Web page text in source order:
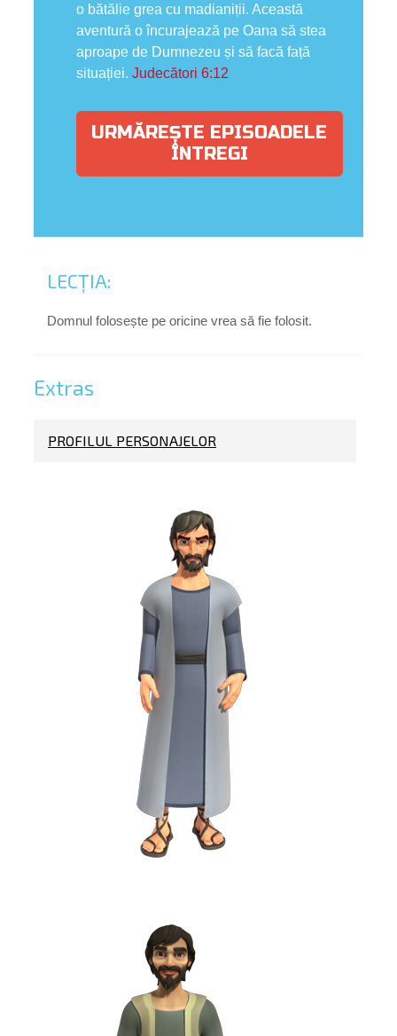
o bătălie grea cu madianiții. Această
aventură o încurajează pe Oana să stea
aproape de Dumnezeu și să facă față
situației. Judecători 6:12
URMĂREȘTE EPISOADELE
ÎNTREGI
LECȚIA:
Domnul folosește pe oricine vrea să fie folosit.
Extras
PROFILUL PERSONAJELOR